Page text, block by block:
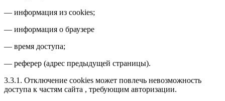
— информация из cookies;
— информация о браузере
— время доступа;
— реферер (адрес предыдущей страницы).
3.3.1. Отключение cookies может повлечь невозможность
доступа к частям сайта , требующим авторизации.